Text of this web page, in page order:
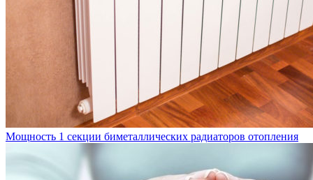
Мощность 1 секции биметаллических радиаторов отопления